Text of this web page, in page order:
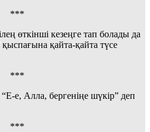
***
өткінші кезеңге тап болады да
қайта-қайта түсе
***
е, Алла, бергеніңе шүкір” деп
***